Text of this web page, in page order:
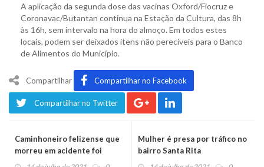
A aplicação da segunda dose das vacinas Oxford/Fiocruz e
Coronavac/Butantan continua na Estação da Cultura, das 8h
às 16h, sem intervalo na hora do almoço. Em todos estes
locais, podem ser deixados itens não perecíveis para o Banco
de Alimentos do Município.
Compartilhar Compartilhar no Facebook
Compartilhar no Twitter
Caminhoneiro felizense que
morreu em acidente foi
sepultado no Vale do Lobo
Mulher é presa por tráfico no
bairro Santa Rita